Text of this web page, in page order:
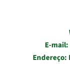
E-
Endereço: